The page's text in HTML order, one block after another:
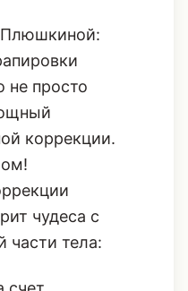
коррекции.
чудеса с
тела:
счет
которые мягко
иллюзия
изящной шеи,